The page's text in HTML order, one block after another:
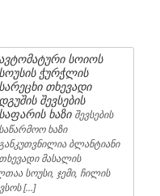
ავტომატური სოიოს
სოუსის ჭურჭლის
სარეცხი თხევადი
დგუშის შევსების
საფარის ხაზი შევსების
საწარმოო ხაზი
ბლანტიანი
თხევადი მასალის
სოუსი, ჯემი, ჩილის
[…]